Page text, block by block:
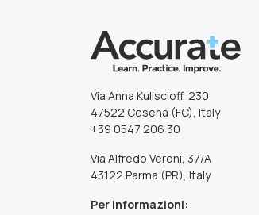
Via Anna Kuliscioff, 230
47522 Cesena (FC), Italy
+39 0547 206 30
Via Alfredo Veroni, 37/A
43122 Parma (PR), Italy
Per informazioni: